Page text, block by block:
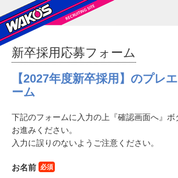
新卒採用応募フォーム
【2027年度新卒採用】のプレ
ーム
下記のフォームに入力の上『確認画面へ』ボ
お進みください。
入力に誤りのないようご注意ください。
お名前 必須